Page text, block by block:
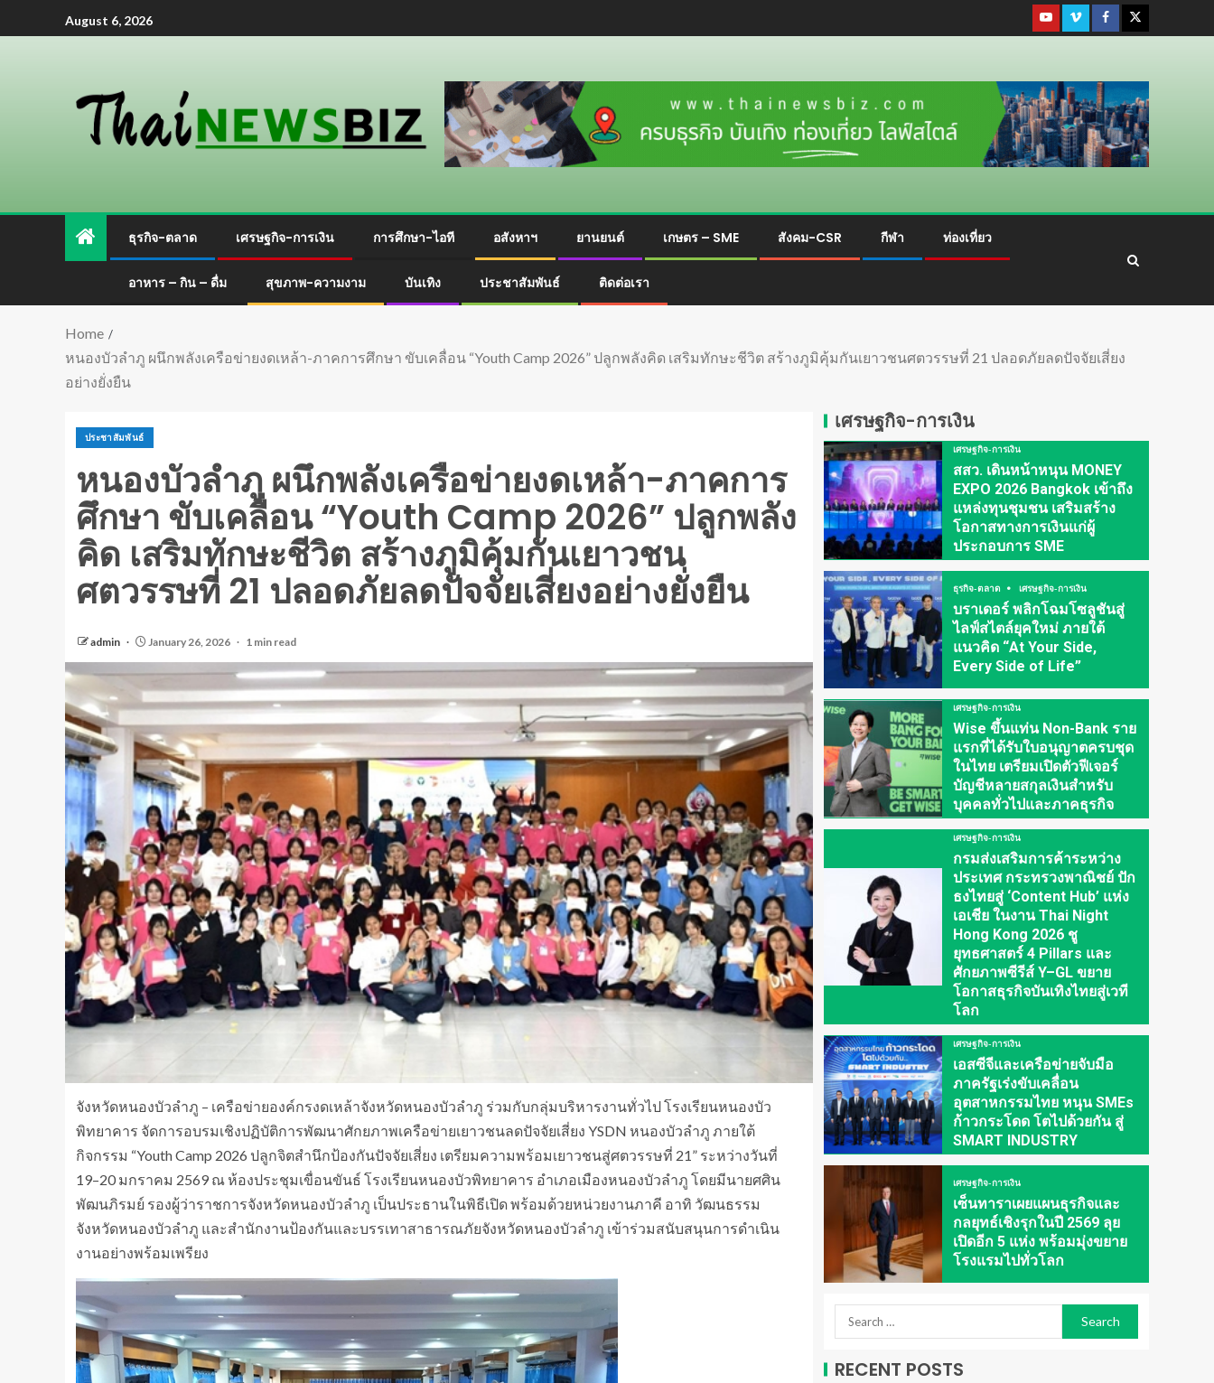
August 6, 2026
ธุรกิจ-ตลาด เศรษฐกิจ-การเงิน การศึกษา-ไอที อสังหาฯ ยานยนต์ เกษตร – SME สังคม-CSR กีฬา ท่องเที่ยว
อาหาร – กิน – ดื่ม สุขภาพ-ความงาม บันเทิง ประชาสัมพันธ์ ติดต่อเรา
Home
หนองบัวลำภู ผนึกพลังเครือข่ายงดเหล้า-ภาคการศึกษา ขับเคลื่อน “Youth Camp 2026” ปลูกพลังคิด เสริมทักษะชีวิต สร้างภูมิคุ้มกันเยาวชนศตวรรษที่ 21 ปลอดภัยลดปัจจัยเสี่ยง
อย่างยั่งยืน
ประชาสัมพันธ์
หนองบัวลำภู ผนึกพลังเครือข่ายงดเหล้า-ภาคการ
ศึกษา ขับเคลื่อน “Youth Camp 2026” ปลูกพลัง
คิด เสริมทักษะชีวิต สร้างภูมิคุ้มกันเยาวชน
ศตวรรษที่ 21 ปลอดภัยลดปัจจัยเสี่ยงอย่างยั่งยืน
admin January 26, 2026 1 min read
จังหวัดหนองบัวลำภู – เครือข่ายองค์กรงดเหล้าจังหวัดหนองบัวลำภู ร่วมกับกลุ่มบริหารงานทั่วไป โรงเรียนหนองบัว
พิทยาคาร จัดการอบรมเชิงปฏิบัติการพัฒนาศักยภาพเครือข่ายเยาวชนลดปัจจัยเสี่ยง YSDN หนองบัวลำภู ภายใต้
กิจกรรม “Youth Camp 2026 ปลูกจิตสำนึกป้องกันปัจจัยเสี่ยง เตรียมความพร้อมเยาวชนสู่ศตวรรษที่ 21” ระหว่างวันที่
19–20 มกราคม 2569 ณ ห้องประชุมเขื่อนขันธ์ โรงเรียนหนองบัวพิทยาคาร อำเภอเมืองหนองบัวลำภู โดยมีนายศศิน
พัฒนภิรมย์ รองผู้ว่าราชการจังหวัดหนองบัวลำภู เป็นประธานในพิธีเปิด พร้อมด้วยหน่วยงานภาคี อาทิ วัฒนธรรม
จังหวัดหนองบัวลำภู และสำนักงานป้องกันและบรรเทาสาธารณภัยจังหวัดหนองบัวลำภู เข้าร่วมสนับสนุนการดำเนิน
งานอย่างพร้อมเพรียง
เศรษฐกิจ-การเงิน
เศรษฐกิจ-การเงิน
สสว. เดินหน้าหนุน MONEY
EXPO 2026 Bangkok เข้าถึง
แหล่งทุนชุมชน เสริมสร้าง
โอกาสทางการเงินแก่ผู้
ประกอบการ SME
ธุรกิจ-ตลาด เศรษฐกิจ-การเงิน
บราเดอร์ พลิกโฉมโซลูชันสู่
ไลฟ์สไตล์ยุคใหม่ ภายใต้
แนวคิด “At Your Side,
Every Side of Life”
เศรษฐกิจ-การเงิน
Wise ขึ้นแท่น Non-Bank ราย
แรกที่ได้รับใบอนุญาตครบชุด
ในไทย เตรียมเปิดตัวฟีเจอร์
บัญชีหลายสกุลเงินสำหรับ
บุคคลทั่วไปและภาคธุรกิจ
เศรษฐกิจ-การเงิน
กรมส่งเสริมการค้าระหว่าง
ประเทศ กระทรวงพาณิชย์ ปัก
ธงไทยสู่ ‘Content Hub’ แห่ง
เอเชีย ในงาน Thai Night
Hong Kong 2026 ชู
ยุทธศาสตร์ 4 Pillars และ
ศักยภาพซีรีส์ Y–GL ขยาย
โอกาสธุรกิจบันเทิงไทยสู่เวที
โลก
เศรษฐกิจ-การเงิน
เอสซีจีและเครือข่ายจับมือ
ภาครัฐเร่งขับเคลื่อน
อุตสาหกรรมไทย หนุน SMEs
ก้าวกระโดด โตไปด้วยกัน สู่
SMART INDUSTRY
เศรษฐกิจ-การเงิน
เซ็นทาราเผยแผนธุรกิจและ
กลยุทธ์เชิงรุกในปี 2569 ลุย
เปิดอีก 5 แห่ง พร้อมมุ่งขยาย
โรงแรมไปทั่วโลก
RECENT POSTS